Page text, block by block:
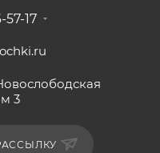
57-17
3